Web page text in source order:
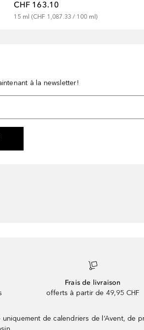
CHF 163.10
15 ml (CHF 1,087.33 / 100 ml)
à la newsletter!
Frais de livraison
offerts à partir de 49,95 CHF
de calendriers de l’Avent,